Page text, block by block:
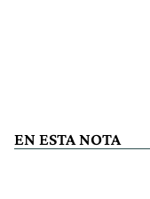
EN ESTA NOTA